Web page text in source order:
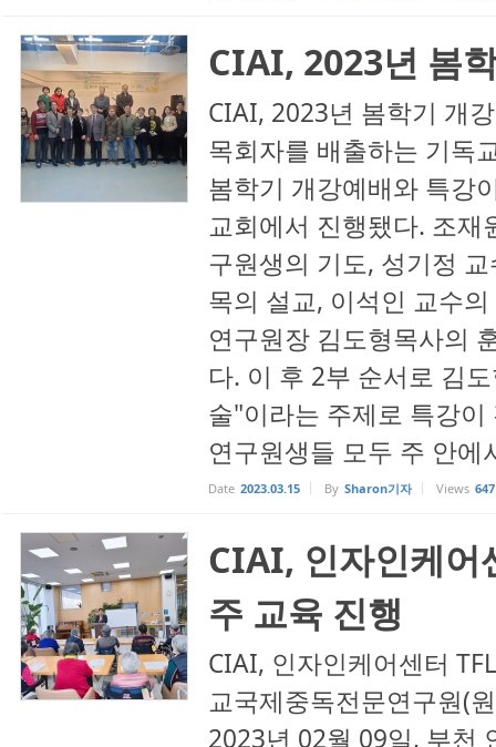
CIAI, 2023년 봄
CIAI, 2023년 봄학기 개
목회자를 배출하는 기독
봄학기 개강예배와 특강
교회에서 진행됐다. 조재
구원생의 기도, 성기정
목의 설교, 이석인 교수
연구원장 김도형목사의
다. 이 후 2부 순서로 김
술"이라는 주제로 특강
연구원생들 모두 주 안에
Date 2023.03.15 By Sharon기자 Views 647
CIAI, 인자인케어
주 교육 진행
CIAI, 인자인케어센터
교국제중독전문연구원(
2023년 02월 09일, 부천